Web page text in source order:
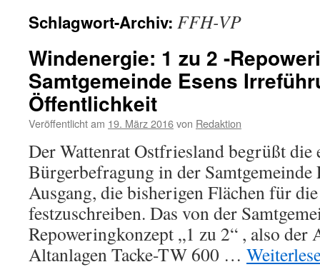
Schlagwort-Archiv: FFH-VP
Windenergie: 1 zu 2 -
Samtgemeinde Esens
Öffentlichkeit
Veröffentlicht am 19. März 2016von Redaktion
Der Wattenrat Ostfriesland begrüßt die
Bürgerbefragung in der Samtgemeinde
Ausgang, die bisherigen Flächen für
festzuschreiben. Das von der
Repoweringkonzept „1 zu 2“ , also der
Altanlagen Tacke-TW 600 …